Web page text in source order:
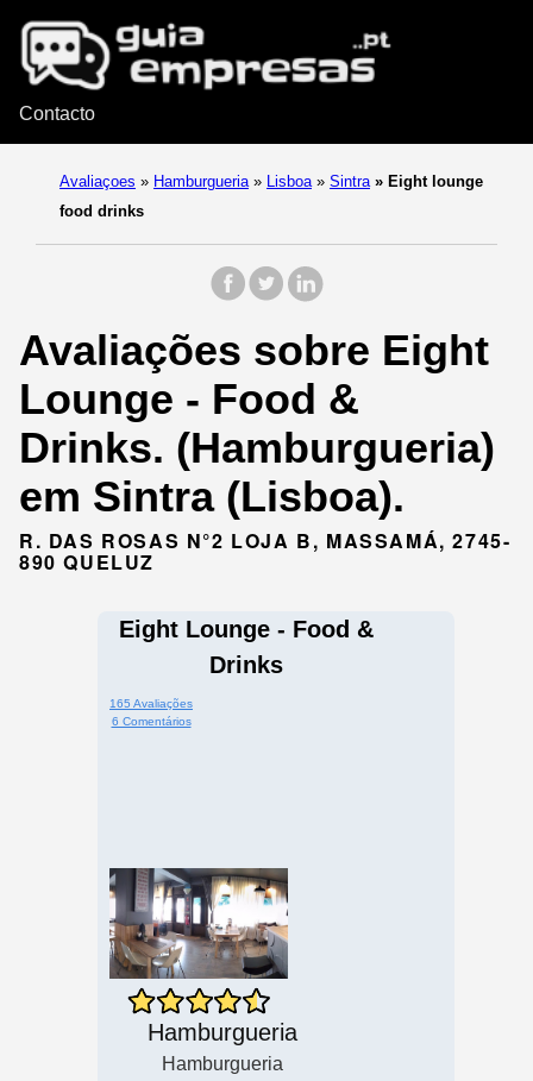
Contacto
Avaliaçoes » Hamburgueria » Lisboa » Sintra » Eight lounge
food drinks
Avaliações sobre Eight
Lounge - Food &
Drinks. (Hamburgueria)
em Sintra (Lisboa).
R. DAS ROSAS N°2 LOJA B, MASSAMÁ, 2745-
890 QUELUZ
Eight Lounge - Food &
Drinks
165 Avaliações
6 Comentários
Hamburgueria
Hamburgueria